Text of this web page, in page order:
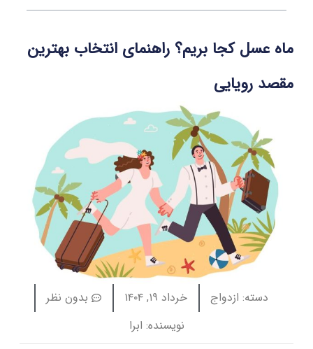
کجا بریم؟ راهنمای انتخاب بهترین
رویایی
ازدواج خرداد ۱۹, ۱۴۰۴
بدون نظر
ابرا